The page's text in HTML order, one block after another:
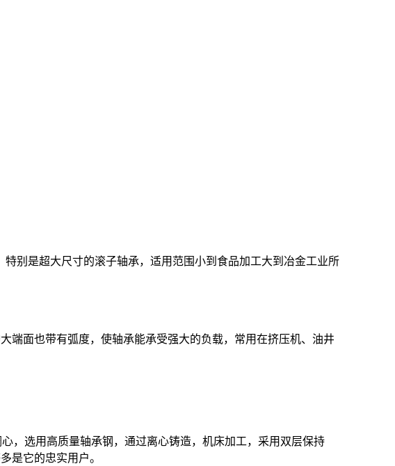
特别是超大尺寸的滚子轴承，适用范围小到食品加工大到冶金工业所
面也带有弧度，使轴承能承受强大的负载，常用在挤压机、油井
选用高质量轴承钢，通过离心铸造，机床加工，采用双层保持
是它的忠实用户。